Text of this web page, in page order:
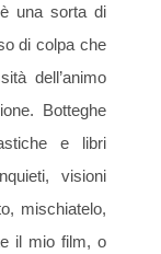
una sorta di
di colpa che
dell’animo
Botteghe
e libri
visioni
mischiatelo,
il mio film, o